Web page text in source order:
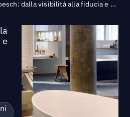
Sanitas Troesch: dalla visibilità alla fiducia e clienti soddisfatti